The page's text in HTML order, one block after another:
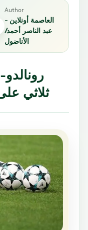
Author
العاصمة أونلاين -
عبد الناصر أحمد/
الأناضول
ثلاثي